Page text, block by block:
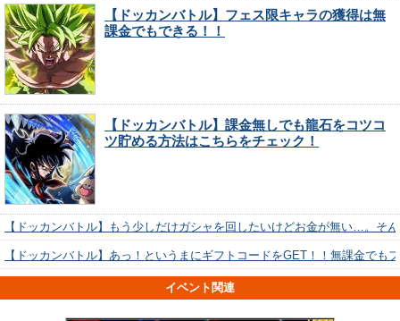
【ドッカンバトル】フェス限キャラの獲得は無
課金でもできる！！
【ドッカンバトル】課金無しでも龍石をコツコ
ツ貯める方法はこちらをチェック！
【ドッカンバトル】もう少しだけガシャを回したいけどお金が無い…。そ
【ドッカンバトル】あっ！というまにギフトコードをGET！！無課金でも
イベント関連